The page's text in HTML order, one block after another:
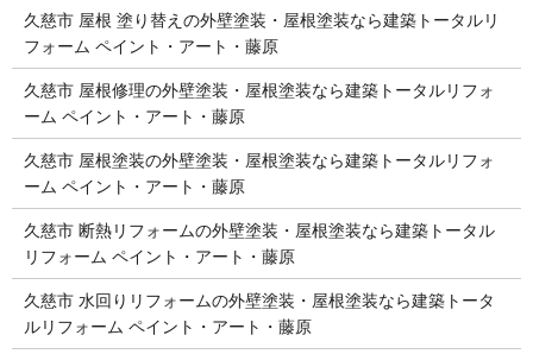
久慈市 屋根 塗り替えの外壁塗装・屋根塗装なら建築トータルリ
フォーム ペイント・アート・藤原
久慈市 屋根修理の外壁塗装・屋根塗装なら建築トータルリフォ
ーム ペイント・アート・藤原
久慈市 屋根塗装の外壁塗装・屋根塗装なら建築トータルリフォ
ーム ペイント・アート・藤原
久慈市 断熱リフォームの外壁塗装・屋根塗装なら建築トータル
リフォーム ペイント・アート・藤原
久慈市 水回りリフォームの外壁塗装・屋根塗装なら建築トータ
ルリフォーム ペイント・アート・藤原